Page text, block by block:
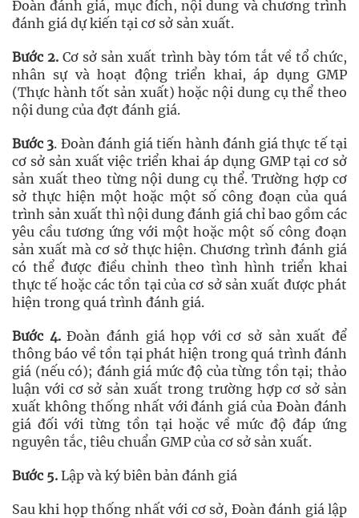
Đoàn đánh giá, mục đích, nội dung và chương trình
đánh giá dự kiến tại cơ sở sản xuất.
Bước 2. Cơ sở sản xuất trình bày tóm tắt về tổ chức,
nhân sự và hoạt động triển khai, áp dụng GMP
(Thực hành tốt sản xuất) hoặc nội dung cụ thể theo
nội dung của đợt đánh giá.
Bước 3. Đoàn đánh giá tiến hành đánh giá thực tế tại
cơ sở sản xuất việc triển khai áp dụng GMP tại cơ sở
sản xuất theo từng nội dung cụ thể. Trường hợp cơ
sở thực hiện một hoặc một số công đoạn của quá
trình sản xuất thì nội dung đánh giá chỉ bao gồm các
yêu cầu tương ứng với một hoặc một số công đoạn
sản xuất mà cơ sở thực hiện. Chương trình đánh giá
có thể được điều chỉnh theo tình hình triển khai
thực tế hoặc các tồn tại của cơ sở sản xuất được phát
hiện trong quá trình đánh giá.
Bước 4.Đoàn đánh giá họp với cơ sở sản xuất để
thông báo về tồn tại phát hiện trong quá trình đánh
giá (nếu có); đánh giá mức độ của từng tồn tại; thảo
luận với cơ sở sản xuất trong trường hợp cơ sở sản
xuất không thống nhất với đánh giá của Đoàn đánh
giá đối với từng tồn tại hoặc về mức độ đáp ứng
nguyên tắc, tiêu chuẩn GMP của cơ sở sản xuất.
Bước 5. Lập và ký biên bản đánh giá
Sau khi họp thống nhất với cơ sở, Đoàn đánh giá lập